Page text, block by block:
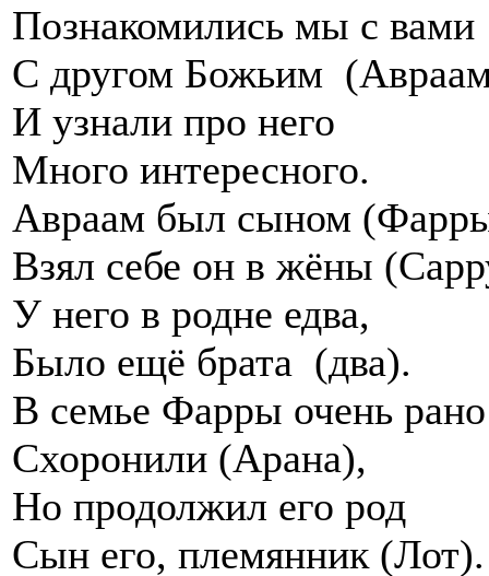
Познакомились мы с вами
С другом Божьим
И узнали про него
Много интересного.
Авраам был сыном
Взял себе он в жёны
У него в родне едва,
Было ещё брата (два).
В семье Фарры очень рано
Схоронили (Арана),
Но продолжил его род
Сын его, племянник (Лот).